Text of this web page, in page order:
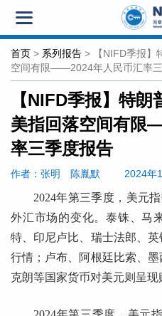
首页 > 系列报告 > 【NIFD季报】
空间有限——2024年人民币汇率
【NIFD季报】特
美指回落空间有限
率三季度报告
作者：张明 陈胤默 2024年
2024年第三季度，美元
外汇市场的变化。泰铢、马
特、印尼卢比、瑞士法郎、
行情；卢布、阿根廷比索、
克朗等国家货币对美元则呈现